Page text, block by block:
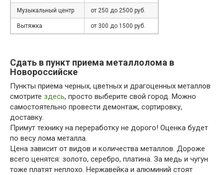
Музыкальный центр от 250 до 2500 руб.
Вытяжка от 300 до 1500 руб.
Сдать в пункт приема металлолома в
Новороссийске
Пункты приема черных, цветных и драгоценных металлов
смотрите здесь, просто выберите свой город. Можно
самостоятельно провести демонтаж, сортировку,
доставку.
Примут технику на переработку не дорого! Оценка будет
по весу лома металла.
Цена зависит от видов и количества металлов. Дороже
всего ценятся: золото, серебро, платина. За медь и чугун
тоже платят неплохо. Нержавейка и алюминий стоят